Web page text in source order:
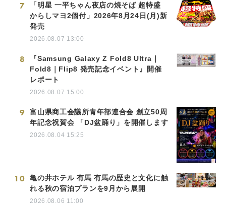
7
「明星 一平ちゃん夜店の焼そば 超特盛
からしマヨ2個付」2026年8月24日(月)新
発売
2026.08.07 13:00
8
『Samsung Galaxy Z Fold8 Ultra｜
Fold8｜Flip8 発売記念イベント』開催
レポート
2026.08.07 15:00
9
富山県商工会議所青年部連合会 創立50周
年記念祝賀会 「DJ盆踊り」を開催します
2026.08.04 15:25
10
亀の井ホテル 有馬 有馬の歴史と文化に触
れる秋の宿泊プランを9月から展開
2026.08.06 11:00